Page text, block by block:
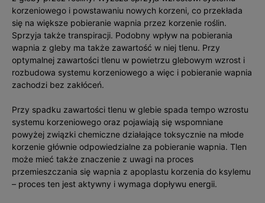
korzeniowego i powstawaniu nowych korzeni, co przekłada
się na większe pobieranie wapnia przez korzenie roślin.
Sprzyja także transpiracji. Podobny wpływ na pobierania
wapnia z gleby ma także zawartość w niej tlenu. Przy
optymalnej zawartości tlenu w powietrzu glebowym wzrost i
rozbudowa systemu korzeniowego a więc i pobieranie wapnia
zachodzi bez zakłóceń.
Przy spadku zawartości tlenu w glebie spada tempo wzrostu
systemu korzeniowego oraz pojawiają się wspomniane
powyżej związki chemiczne działające toksycznie na młode
korzenie głównie odpowiedzialne za pobieranie wapnia. Tlen
może mieć także znaczenie z uwagi na proces
przemieszczania się wapnia z apoplastu korzenia do ksylemu
– proces ten jest aktywny i wymaga dopływu energii.